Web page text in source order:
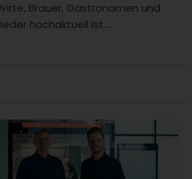
Brauer, Gastronomen und
hochaktuell ist....